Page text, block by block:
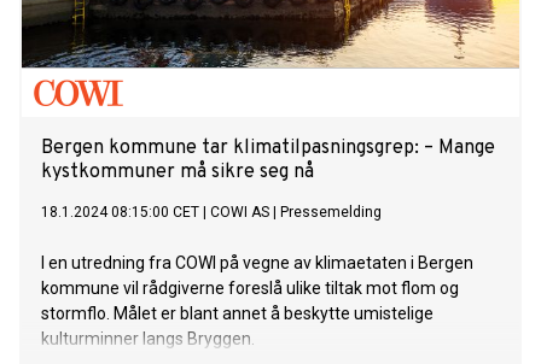
Bergen kommune tar klimatilpasningsgrep: – Mange
kystkommuner må sikre seg nå
18.1.2024 08:15:00 CET COWI AS Pressemelding
I en utredning fra COWI på vegne av klimaetaten i Bergen
kommune vil rådgiverne foreslå ulike tiltak mot flom og
stormflo. Målet er blant annet å beskytte umistelige
kulturminner langs Bryggen.